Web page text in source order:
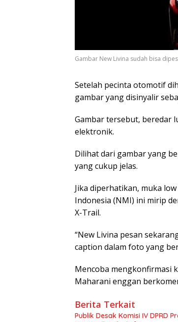
Gambar New Livina sudah bisa
Setelah pecinta otomotif
gambar yang disinyalir
Gambar tersebut, beredar
elektronik.
Dilihat dari gambar yang
yang cukup jelas.
Jika diperhatikan, muka
Indonesia (NMI) ini mirip
X-Trail.
“New Livina pesan
caption dalam foto yang
Mencoba mengkonfirmasi
Maharani enggan
Berita Terkait
Publik Desak Komisi IV DPRD